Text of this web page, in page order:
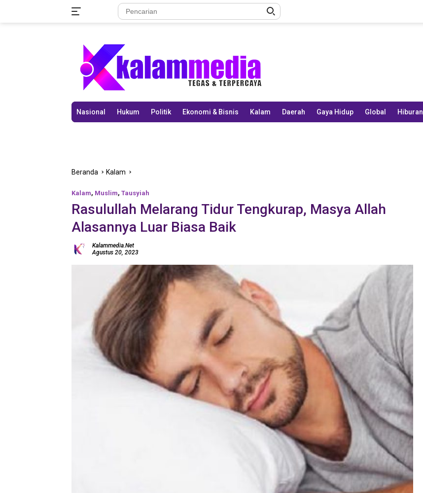
Nasional Hukum Politik Ekonomi & Bisnis Kalam Daerah Gaya Hidup Global Hiburan
Beranda Kalam
Kalam, Muslim, Tausyiah
Rasulullah Melarang Tidur Tengkurap, Masya Allah
Alasannya Luar Biasa Baik
Kalammedia.net
Agustus 20, 2023